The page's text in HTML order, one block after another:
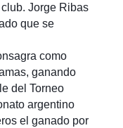
Jorge Ribas
que se
como
ganando
del Torneo
argentino
el ganado por